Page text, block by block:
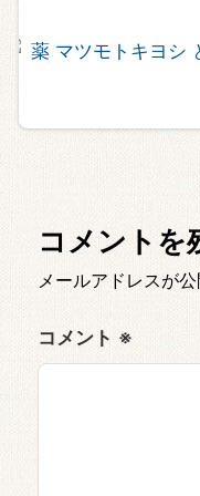
コメントを
メールアドレスが
コメント ※